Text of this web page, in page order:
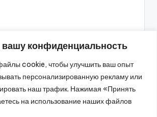
конфиденциальность
cookie, чтобы улучшить ваш опыт
персонализированную рекламу или
наш трафик. Нажимая «Принять
на использование наших файлов